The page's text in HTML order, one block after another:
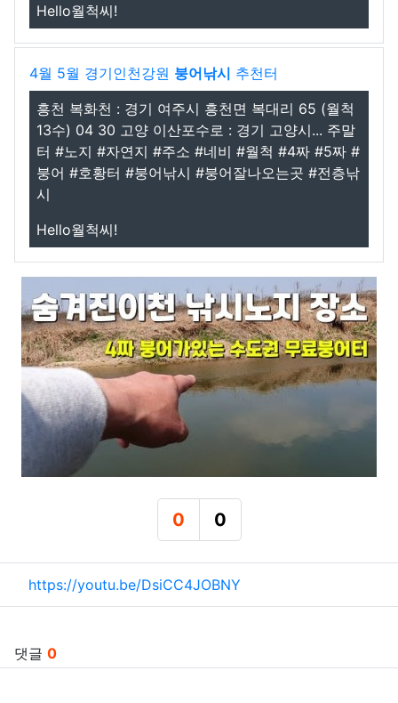
Hello월척씨!
4월 5월 경기인천강원 붕어낚시 추천터
흥천 복화천 : 경기 여주시 흥천면 복대리 65 (월척
13수) 04 30 고양 이산포수로 : 경기 고양시... 주말
터 #노지 #자연지 #주소 #네비 #월척 #4짜 #5짜 #
붕어 #호황터 #붕어낚시 #붕어잘나오는곳 #전층낚
시
Hello월척씨!
0
추천
0
비추천
관련자료
https://youtu.be/DsiCC4JOBNY
댓글 0